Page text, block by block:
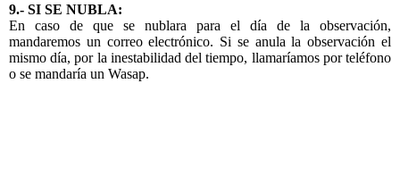
9.- SI SE NUBLA:
En caso de que se nublara para el día de la observación,
mandaremos un correo electrónico. Si se anula la observación el
mismo día, por la inestabilidad del tiempo, llamaríamos por teléfono
o se mandaría un Wasap.